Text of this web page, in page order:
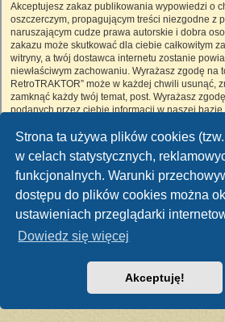
Strona ta używa plików cookies
w celach statystycznych,
funkcjonalnych. Warunki
dostępu do plików cookies można
ustawieniach przeglądarki
Dowiedz się więcej
Akceptuję!
Akceptujesz zakaz publikowania wypowiedzi o
oszczerczym, propagującym treści niezgodne z
naruszającym cudze prawa autorskie i dobra
zakazu może skutkować dla ciebie całkowitym
witryny, a twój dostawca internetu zostanie
niewłaściwym zachowaniu. Wyrażasz zgodę na
RetroTRAKTOR” może w każdej chwili usunąć,
zamknąć każdy twój temat, post. Wyrażasz
podanych przez ciebie informacji w naszej
RetroTRAKTOR”, ani phpBB nie ponosi
witryny, podczas których może dojść do
Portal RetroTRAKTOR.pl
Polski pakiet językowy dostarcza